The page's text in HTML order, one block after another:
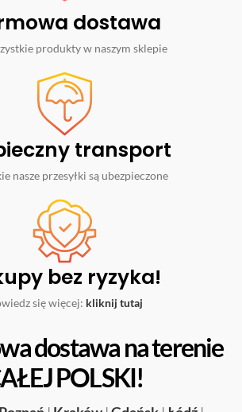
dostawa
produkty w naszym sklepie
transport
nasze przesyłki są ubezpieczone
bez ryzyka!
się więcej: kliknij tutaj
dostawa na terenie
POLSKI!